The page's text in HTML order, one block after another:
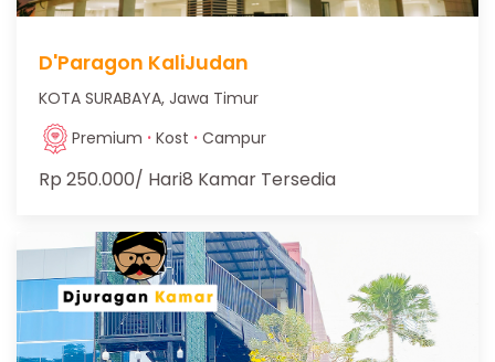
D'Paragon KaliJudan
KOTA SURABAYA, Jawa Timur
Premium · Kost · Campur
Rp 250.000/ Hari8 Kamar Tersedia